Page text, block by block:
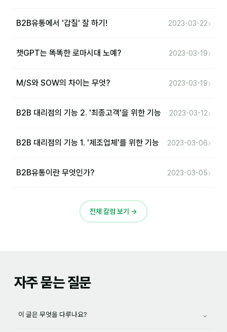
B2B유통에서 '갑질' 잘 하기! 2023-03-22›
챗GPT는 똑똑한 로마시대 노예? 2023-03-19›
M/S와 SOW의 차이는 무엇? 2023-03-19›
B2B 대리점의 기능 2. '최종고객'을 위한 기능 2023-03-12›
B2B 대리점의 기능 1. '제조업체'를 위한 기능 2023-03-06›
B2B유통이란 무엇인가? 2023-03-05›
전체 칼럼 보기 →
자주 묻는 질문
이 글은 무엇을 다루나요? ⌄